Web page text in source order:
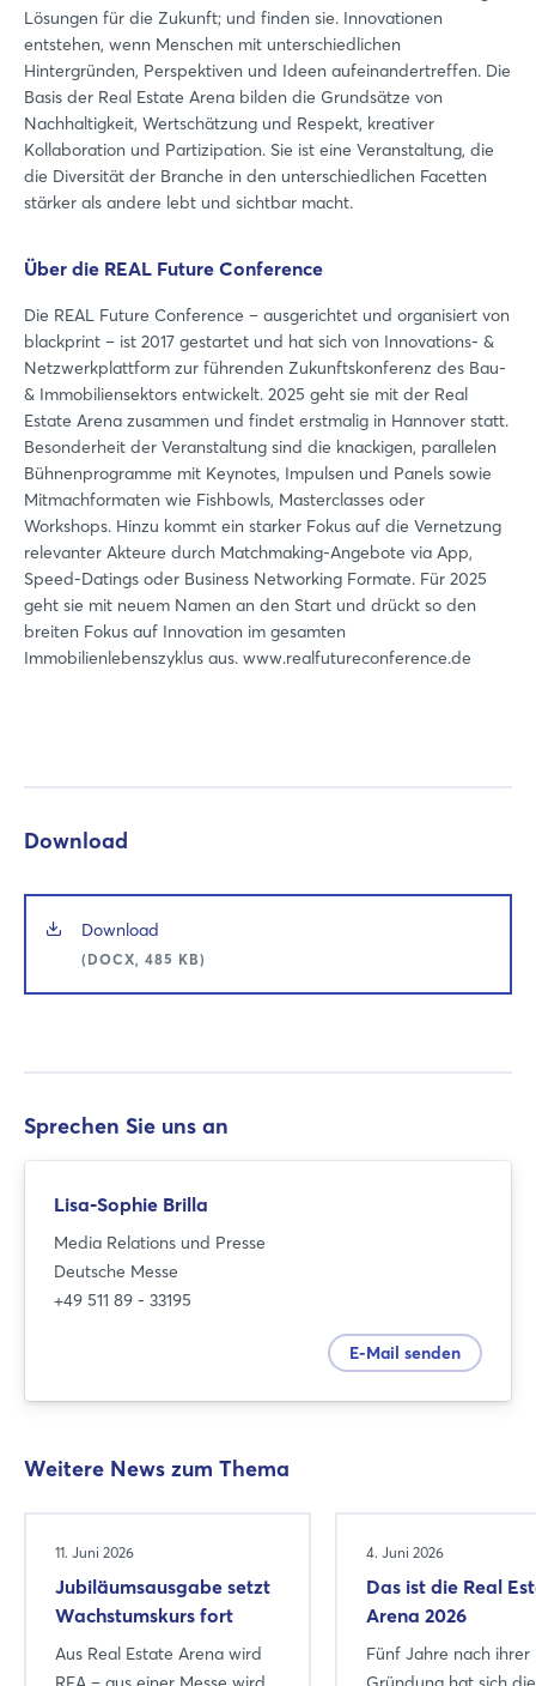
Lösungen für die Zukunft; und finden sie. Innovationen
entstehen, wenn Menschen mit unterschiedlichen
Hintergründen, Perspektiven und Ideen aufeinandertreffen. Die
Basis der Real Estate Arena bilden die Grundsätze von
Nachhaltigkeit, Wertschätzung und Respekt, kreativer
Kollaboration und Partizipation. Sie ist eine Veranstaltung, die
die Diversität der Branche in den unterschiedlichen Facetten
stärker als andere lebt und sichtbar macht.
Über die REAL Future Conference
Die REAL Future Conference – ausgerichtet und organisiert von
blackprint – ist 2017 gestartet und hat sich von Innovations- &
Netzwerkplattform zur führenden Zukunftskonferenz des Bau-
& Immobiliensektors entwickelt. 2025 geht sie mit der Real
Estate Arena zusammen und findet erstmalig in Hannover statt.
Besonderheit der Veranstaltung sind die knackigen, parallelen
Bühnenprogramme mit Keynotes, Impulsen und Panels sowie
Mitmachformaten wie Fishbowls, Masterclasses oder
Workshops. Hinzu kommt ein starker Fokus auf die Vernetzung
relevanter Akteure durch Matchmaking-Angebote via App,
Speed-Datings oder Business Networking Formate. Für 2025
geht sie mit neuem Namen an den Start und drückt so den
breiten Fokus auf Innovation im gesamten
Immobilienlebenszyklus aus. www.realfutureconference.de
Download
Download
(DOCX, 485 KB)
Sprechen Sie uns an
Lisa-Sophie Brilla
Media Relations und Presse
Deutsche Messe
+49 511 89 - 33195
E-Mail senden
Weitere News zum Thema
11. Juni 2026
Jubiläumsausgabe setzt
Wachstumskurs fort
Aus Real Estate Arena wird
4. Juni 2026
Das ist die Real
Arena 2026
Fünf Jahre nach ihrer